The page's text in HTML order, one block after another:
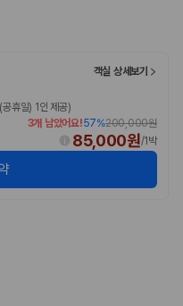
객실 상세보기
휴일) 1인 제공)
3개 남았어요!57%200,000원
85,000원/1박